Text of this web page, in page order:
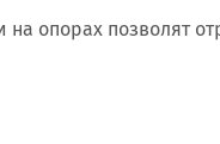
опорах позволят